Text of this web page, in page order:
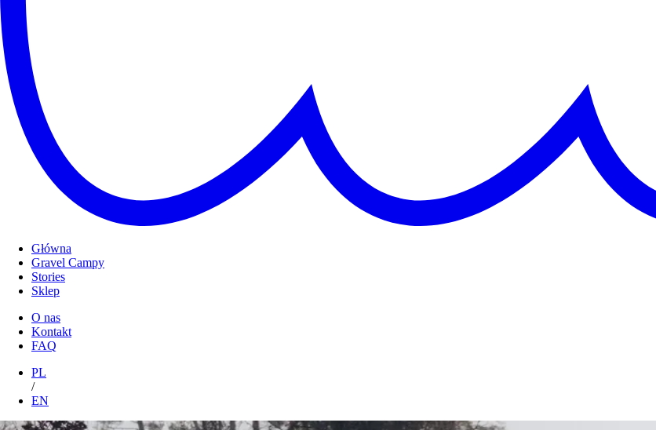
Główna
Gravel Campy
Stories
Sklep
O nas
Kontakt
FAQ
PL
/
EN